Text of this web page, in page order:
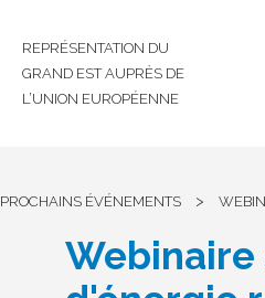
REPRÉSENTATION DU
GRAND EST AUPRÈS DE
L’UNION EUROPÉENNE
PROCHAINS ÉVÉNEMENTS >